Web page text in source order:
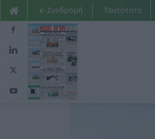
e-Συνδρομή Ταυτότητα